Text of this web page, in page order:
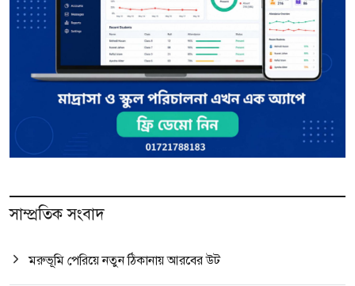
সাম্প্রতিক সংবাদ
মরুভূমি পেরিয়ে নতুন ঠিকানায় আরবের উট